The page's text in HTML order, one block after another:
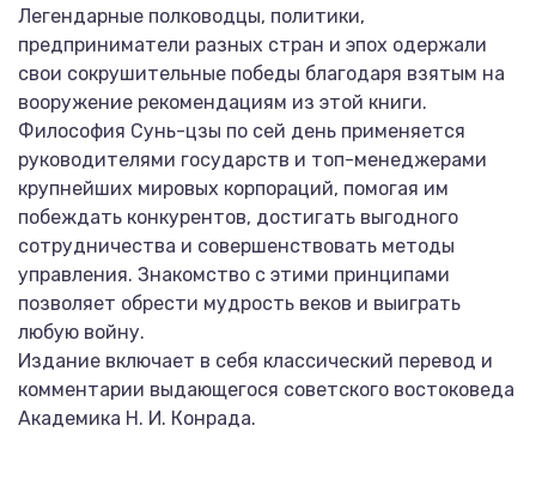
Легендарные полководцы, политики,
предприниматели разных стран и эпох одержали
свои сокрушительные победы благодаря взятым на
вооружение рекомендациям из этой книги.
Философия Сунь-цзы по сей день применяется
руководителями государств и топ-менеджерами
крупнейших мировых корпораций, помогая им
побеждать конкурентов, достигать выгодного
сотрудничества и совершенствовать методы
управления. Знакомство с этими принципами
позволяет обрести мудрость веков и выиграть
любую войну.
Издание включает в себя классический перевод и
комментарии выдающегося советского востоковеда
Академика Н. И. Конрада.